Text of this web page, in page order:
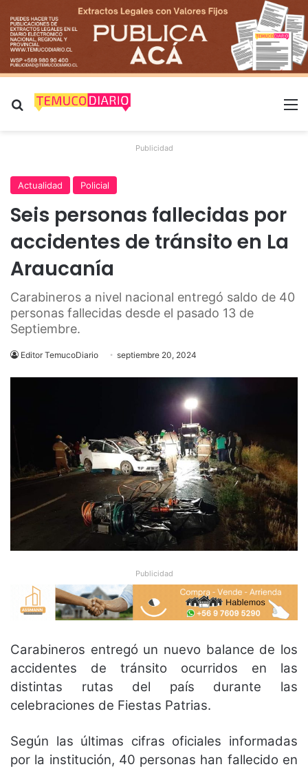
Buscar por
Publicidad
Actualidad Policial
Seis personas fallecidas por
accidentes de tránsito en La
Araucanía
Carabineros a nivel nacional entregó saldo de 40
personas fallecidas desde el pasado 13 de
Septiembre.
Editor TemucoDiario septiembre 20, 2024
Publicidad
Carabineros entregó un nuevo balance de los
accidentes de tránsito ocurridos en las
distintas rutas del país durante las
celebraciones de Fiestas Patrias.
Según las últimas cifras oficiales informadas
por la institución, 40 personas han fallecido en